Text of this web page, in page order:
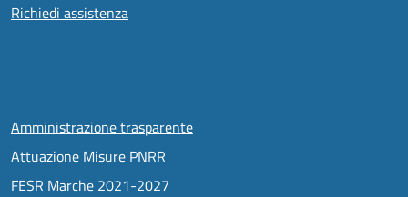
Richiedi assistenza
Amministrazione trasparente
Attuazione Misure PNRR
FESR Marche 2021-2027